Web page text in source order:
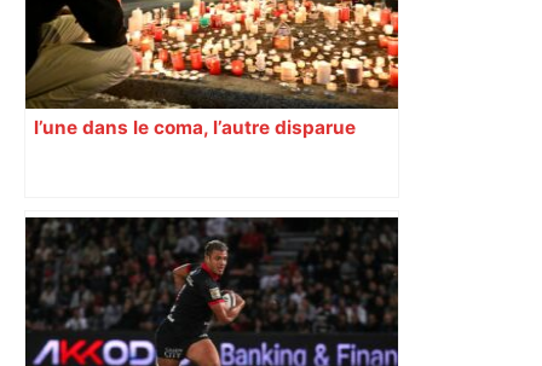
l’une dans le coma, l’autre disparue